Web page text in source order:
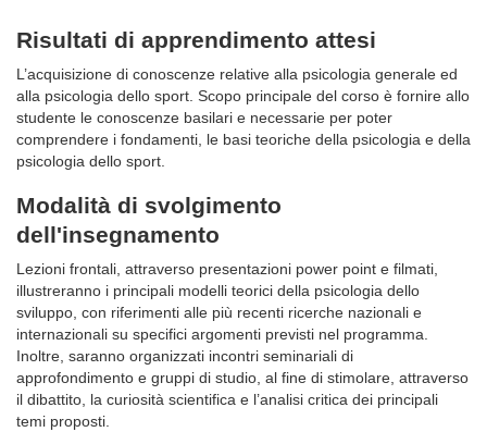
Risultati di apprendimento attesi
L’acquisizione di conoscenze relative alla psicologia generale ed
alla psicologia dello sport. Scopo principale del corso è fornire allo
studente le conoscenze basilari e necessarie per poter
comprendere i fondamenti, le basi teoriche della psicologia e della
psicologia dello sport.
Modalità di svolgimento
dell'insegnamento
Lezioni frontali, attraverso presentazioni power point e filmati,
illustreranno i principali modelli teorici della psicologia dello
sviluppo, con riferimenti alle più recenti ricerche nazionali e
internazionali su specifici argomenti previsti nel programma.
Inoltre, saranno organizzati incontri seminariali di
approfondimento e gruppi di studio, al fine di stimolare, attraverso
il dibattito, la curiosità scientifica e l’analisi critica dei principali
temi proposti.